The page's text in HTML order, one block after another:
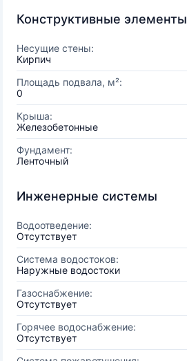
Конструктивные элементы
Несущие стены:
Кирпич
Площадь подвала, м²:
0
Крыша:
Железобетонные
Фундамент:
Ленточный
Инженерные системы
Водоотведение:
Отсутствует
Система водостоков:
Наружные водостоки
Газоснабжение:
Отсутствует
Горячее водоснабжение:
Отсутствует